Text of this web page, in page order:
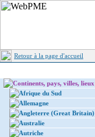
Retour à la page d'accueil
Continents, pays, villes, lieux
Afrique du Sud
Allemagne
Angleterre (Great Britain)
Australie
Autriche